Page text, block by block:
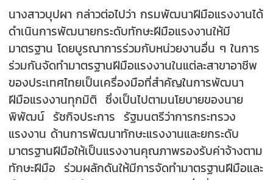
นางสาวบุปผา กล่าวต่อไปว่า กรมพัฒนาฝีมือแรงงานได้
ดำเนินการพัฒนายกระดับทักษะฝีมือแรงงานให้มี
มาตรฐาน โดยบูรณาการร่วมกับหน่วยงานอื่น ๆ ในการ
ร่วมกันจัดทำมาตรฐานฝีมือแรงงานในแต่ละสาขาอาชีพ
ของประเทศไทยเป็นเครื่องมือที่สำคัญในการพัฒนา
ฝีมือแรงงานทุกมิติ ซึ่งเป็นไปตามนโยบายของนาย
พิพัฒน์ รัชกิจประการ รัฐมนตรีว่าการกระทรวง
แรงงาน ด้านการพัฒนาทักษะแรงงานและยกระดับ
มาตรฐานฝีมือให้เป็นแรงงานคุณภาพรองรับค่าจ้างตาม
ทักษะฝีมือ ร่วมผลักดันให้มีการจัดทำมาตรฐานฝีมือและ